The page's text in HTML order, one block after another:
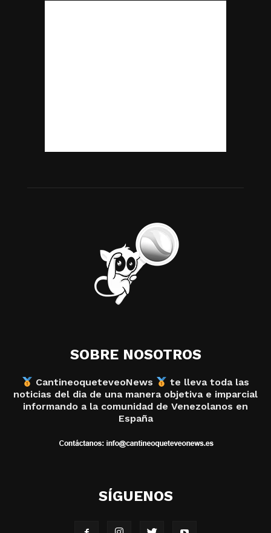
SOBRE NOSOTROS
CantineoqueteveoNews
te lleva toda las
noticias del dia de una manera objetiva e imparcial
informando a la comunidad de Venezolanos en
España
SÍGUENOS